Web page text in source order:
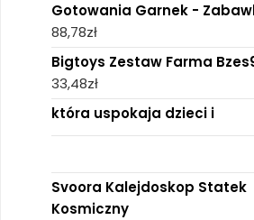
Gotowania Garnek -
88,78zł
Bigtoys Zestaw Farma
33,48zł
która uspokaja dzieci i
Svoora Kalejdoskop Statek
Kosmiczny